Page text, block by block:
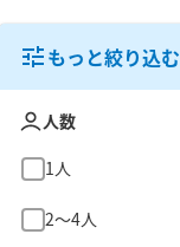
もっと絞り込む
人数
1人
2〜4人